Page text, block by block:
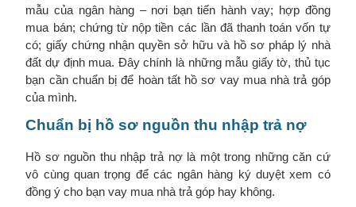
mẫu của ngân hàng – nơi bạn tiến hành vay; hợp đồng
mua bán; chứng từ nộp tiền các lần đã thanh toán vốn tự
có; giấy chứng nhận quyền sở hữu và hồ sơ pháp lý nhà
đất dự định mua. Đây chính là những mẫu giấy tờ, thủ tục
bạn cần chuẩn bị để hoàn tất hồ sơ vay mua nhà trả góp
của mình.
Chuẩn bị hồ sơ nguồn thu nhập trả nợ
Hồ sơ nguồn thu nhập trả nợ là một trong những căn cứ
vô cùng quan trọng để các ngân hàng ký duyệt xem có
đồng ý cho bạn vay mua nhà trả góp hay không.